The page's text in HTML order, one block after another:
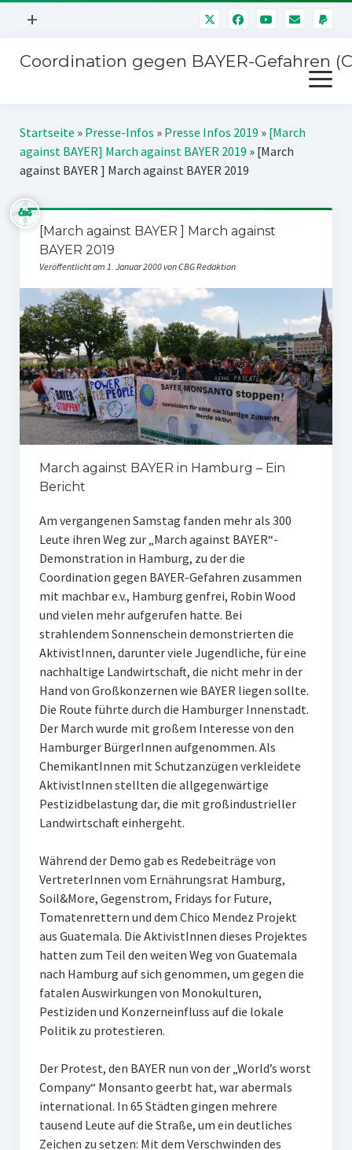
Menü
+
Mitmachen
Über uns
Kontakt
Impressum
Störfälle
Coordination gegen BAYER-Gefahren
Menü
öffnen
Kampagnen
BAYER-Hauptversammlungen
Stichwort BAYER
Jahrestagung
SPENDEN
Startseite » Presse-Infos » Presse Infos 2019 » [March
against BAYER] March against BAYER 2019 » [March
against BAYER ] March against BAYER 2019
[March against BAYER ] March against
BAYER 2019
Veröffentlicht am 1. Januar 2000 von CBG Redaktion
March against BAYER in Hamburg – Ein
Bericht
Am vergangenen Samstag fanden mehr als 300
Leute ihren Weg zur „March against BAYER“-
Demonstration in Hamburg, zu der die
Coordination gegen BAYER-Gefahren zusammen
mit machbar e.v., Hamburg genfrei, Robin Wood
und vielen mehr aufgerufen hatte. Bei
strahlendem Sonnenschein demonstrierten die
AktivistInnen, darunter viele Jugendliche, für eine
nachhaltige Landwirtschaft, die nicht mehr in der
Hand von Großkonzernen wie BAYER liegen sollte.
Die Route führte durch die Hamburger Innenstadt.
Der March wurde mit großem Interesse von den
Hamburger BürgerInnen aufgenommen. Als
ChemikantInnen mit Schutzanzügen verkleidete
AktivistInnen stellten die allgegenwärtige
Pestizidbelastung dar, die mit großindustrieller
Landwirtschaft einhergeht.
Während der Demo gab es Redebeiträge von
VertreterInnen vom Ernährungsrat Hamburg,
Soil&More, Gegenstrom, Fridays for Future,
Tomatenrettern und dem Chico Mendez Projekt
aus Guatemala. Die AktivistInnen dieses Projektes
hatten zum Teil den weiten Weg von Guatemala
nach Hamburg auf sich genommen, um gegen die
fatalen Auswirkungen von Monokulturen,
Pestiziden und Konzerneinfluss auf die lokale
Politik zu protestieren.
Der Protest, den BAYER nun von der „World’s worst
Company“ Monsanto geerbt hat, war abermals
international. In 65 Städten gingen mehrere
tausend Leute auf die Straße, um ein deutliches
Zeichen zu setzen: Mit dem Verschwinden des